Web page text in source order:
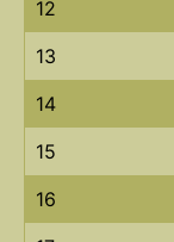
12
13
14
15
16